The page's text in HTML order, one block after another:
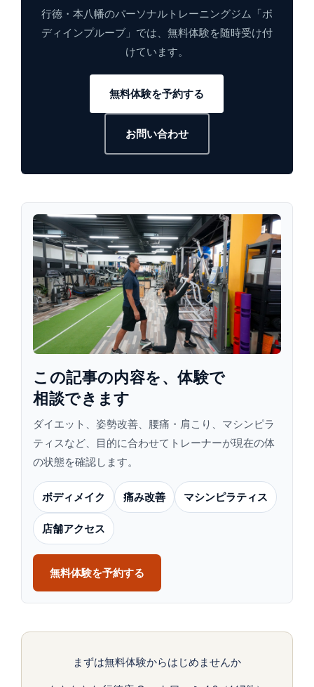
行徳・本八幡のパーソナルトレーニングジム「ボ
ディインプルーブ」では、無料体験を随時受け付
けています。
無料体験を予約する
お問い合わせ
この​記事の​内容を、​体験で​
相談できます
ダイエット、姿勢改善、腰痛・肩こり、マシンピラ
ティスなど、目的に合わせてトレーナーが現在の体
の状態を確認します。
ボディメイク 痛み改善 マシンピラティス
店舗アクセス
無料体験を予約する
まずは無料体験からはじめませんか